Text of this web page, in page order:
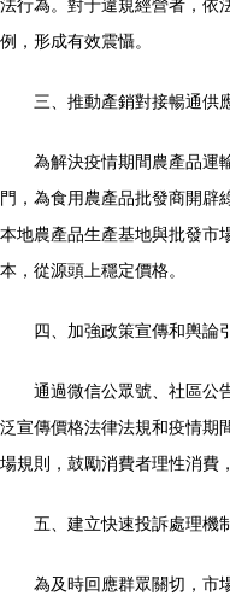
法行為。對于違規經營者，依
例，形成有效震懾。
三、推動產銷對接暢通供
為解決疫情期間農產品運
門，為食用農產品批發商開辟
本地農產品生產基地與批發市
本，從源頭上穩定價格。
四、加強政策宣傳和輿論
通過微信公眾號、社區公
泛宣傳價格法律法規和疫情期
場規則，鼓勵消費者理性消費
五、建立快速投訴處理機
為及時回應群眾關切，市